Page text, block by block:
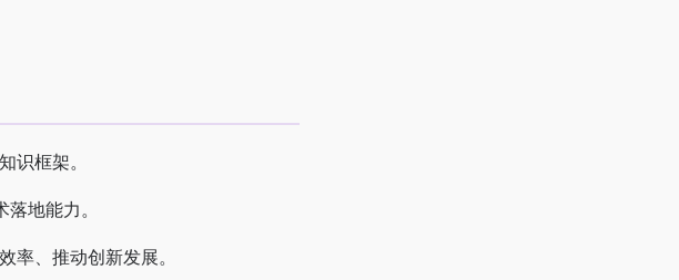
识框架。
地能力。
率、推动创新发展。